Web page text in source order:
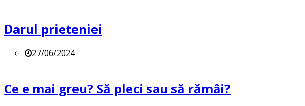
Darul prieteniei
27/06/2024
Ce e mai greu? Să pleci sau să rămâi?